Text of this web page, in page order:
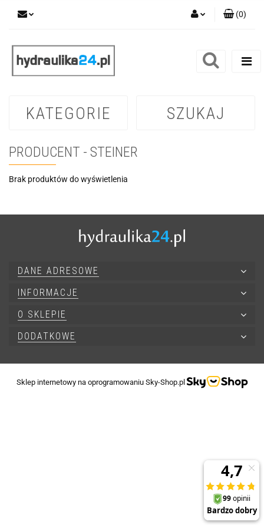
Zarejestruj się
(0)
KATEGORIE SZUKAJ
PRODUCENT - STEINER
Brak produktów do wyświetlenia
DANE ADRESOWE
INFORMACJE
O SKLEPIE
DODATKOWE
Sklep internetowy na oprogramowaniu Sky-Shop.pl